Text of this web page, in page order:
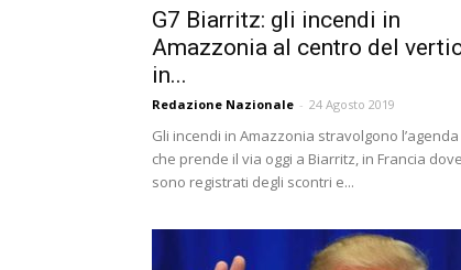
G7 Biarritz: gli incendi in
Amazzonia al centro del
in...
Redazione Nazionale - 24 Agosto 2019
Gli incendi in Amazzonia stravolgono
che prende il via oggi a Biarritz, in Francia
sono registrati degli scontri e...